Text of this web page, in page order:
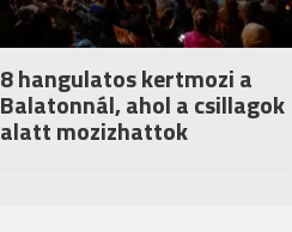
8 hangulatos kertmozi a
Balatonnál, ahol a csillagok
alatt mozizhattok